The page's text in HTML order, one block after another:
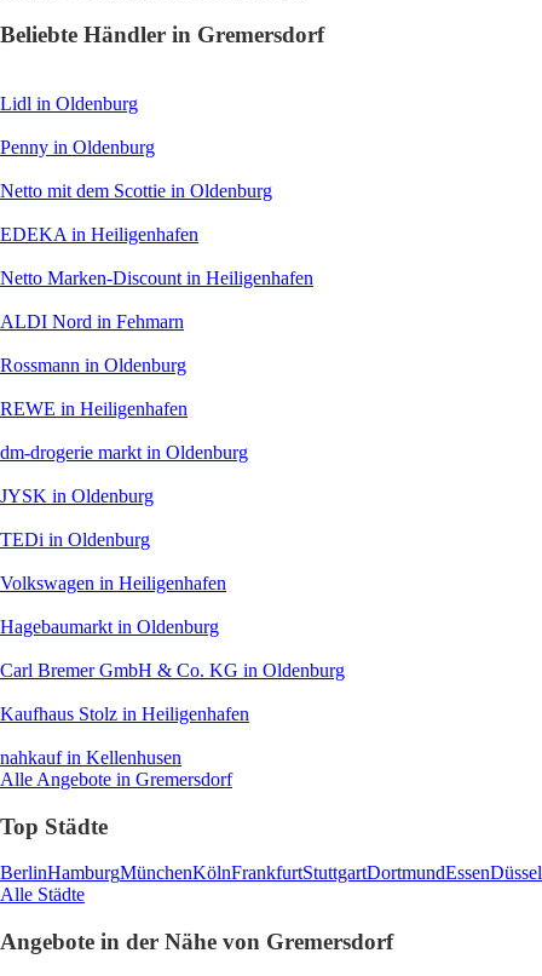
Beliebte Händler in Gremersdorf
Lidl in Oldenburg
Penny in Oldenburg
Netto mit dem Scottie in Oldenburg
EDEKA in Heiligenhafen
Netto Marken-Discount in Heiligenhafen
ALDI Nord in Fehmarn
Rossmann in Oldenburg
REWE in Heiligenhafen
dm-drogerie markt in Oldenburg
JYSK in Oldenburg
TEDi in Oldenburg
Volkswagen in Heiligenhafen
Hagebaumarkt in Oldenburg
Carl Bremer GmbH & Co. KG in Oldenburg
Kaufhaus Stolz in Heiligenhafen
nahkaufin Kellenhusen
Alle Angebote in Gremersdorf
Top Städte
BerlinHamburgMünchenKölnFrankfurtStuttgartDortmundEssen
Alle Städte
Angebote in der Nähe von Gremersdorf